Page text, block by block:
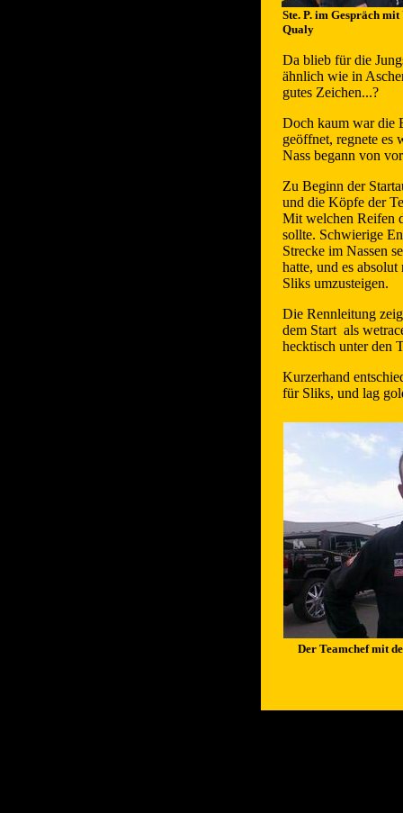
Ste. P. im Gespräch
Qualy
Da blieb für die
ähnlich wie in
gutes Zeichen...?
Doch kaum war die
geöffnet, regnete es
Nass begann von
Zu Beginn der
und die Köpfe der
Mit welchen Reifen
sollte. Schwierige
Strecke im Nassen
hatte, und es
Sliks umzusteigen.
Die Rennleitung
dem Start als
hecktisch unter den
Kurzerhand
für Sliks, und lag
Der Teamchef mit